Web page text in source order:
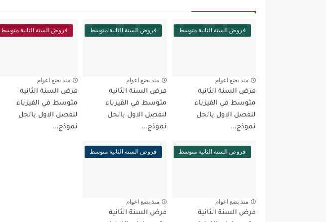
فروض السنة الثانية متوسط
منذ بضع اعوام
فرض السنة الثانية
متوسط في الفيزياء
للفصل الاول بالحل
نموذج...
فروض السنة الثانية متوسط
منذ بضع اعوام
فرض السنة الثانية
متوسط في الفيزياء
للفصل الاول بالحل
نموذج...
فروض السنة الثانية متوسط
منذ بضع اعوام
فرض السنة الثانية
متوسط في الفيزياء
للفصل الاول بالحل
نموذج...
فروض السنة الثانية متوسط
منذ بضع اعوام
فرض السنة الثانية
فروض السنة الثانية متوسط
منذ بضع اعوام
فرض السنة الثانية